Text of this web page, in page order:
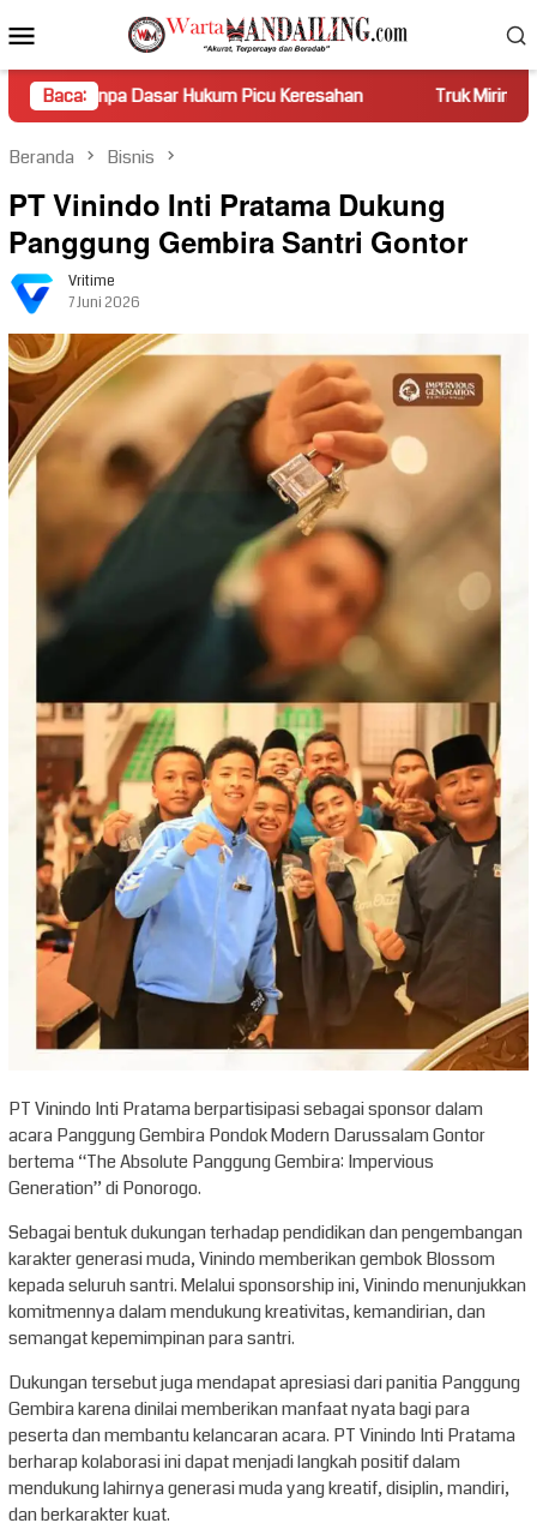
ke
kontenMobile
Baca:
Hukum Picu Keresahan Truk Miring Hambat Arus Lalu
Beranda Bisnis
PT Vinindo Inti Pratama Dukung
Panggung Gembira Santri Gontor
Vritime
7 Juni 2026
PT Vinindo Inti Pratama berpartisipasi sebagai sponsor dalam
acara Panggung Gembira Pondok Modern Darussalam Gontor
bertema “The Absolute Panggung Gembira: Impervious
Generation” di Ponorogo.
Sebagai bentuk dukungan terhadap pendidikan dan pengembangan
karakter generasi muda, Vinindo memberikan gembok Blossom
kepada seluruh santri. Melalui sponsorship ini, Vinindo menunjukkan
komitmennya dalam mendukung kreativitas, kemandirian, dan
semangat kepemimpinan para santri.
Dukungan tersebut juga mendapat apresiasi dari panitia Panggung
Gembira karena dinilai memberikan manfaat nyata bagi para
peserta dan membantu kelancaran acara. PT Vinindo Inti Pratama
berharap kolaborasi ini dapat menjadi langkah positif dalam
mendukung lahirnya generasi muda yang kreatif, disiplin, mandiri,
dan berkarakter kuat.